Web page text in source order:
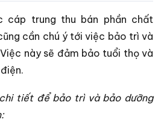
cáp trung thu bán phần chất
cần chú ý tới việc bảo trì và
này sẽ đảm bảo tuổi thọ và
tiết để bảo trì và bảo dưỡng